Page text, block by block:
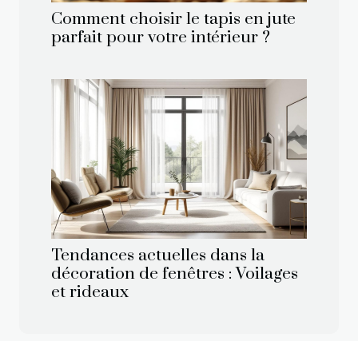
Comment choisir le tapis en jute
parfait pour votre intérieur ?
Tendances actuelles dans la
décoration de fenêtres : Voilages
et rideaux